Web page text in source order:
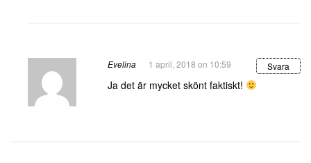
Evelina 1 april, 2018 on 10:59 Svara
Ja det är mycket skönt faktiskt!